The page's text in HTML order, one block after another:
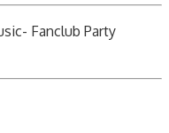
Fanclub Party